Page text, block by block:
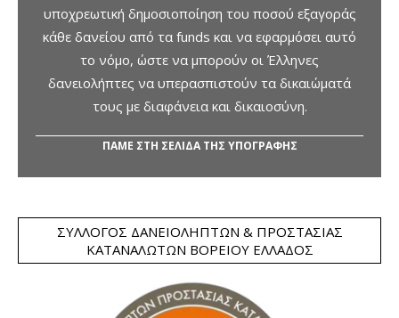
υποχρεωτική δημοσιοποίηση του ποσού εξαγοράς
κάθε δανείου από τα funds και να εφαρμόσει αυτό
το νόμο, ώστε να μπορούν οι Έλληνες
δανειολήπτες να υπερασπιστούν τα δικαιώματά
τους με διαφάνεια και δικαιοσύνη.
ΠΑΜΕ ΣΤΗ ΣΕΛΙΔΑ ΤΗΣ ΥΠΟΓΡΑΦΗΣ
ΣΎΛΛΟΓΟΣ ΔΑΝΕΙΟΛΗΠΤΏΝ & ΠΡΟΣΤΑΣΊΑΣ
ΚΑΤΑΝΑΛΩΤΏΝ ΒΟΡΕΊΟΥ ΕΛΛΆΔΟΣ